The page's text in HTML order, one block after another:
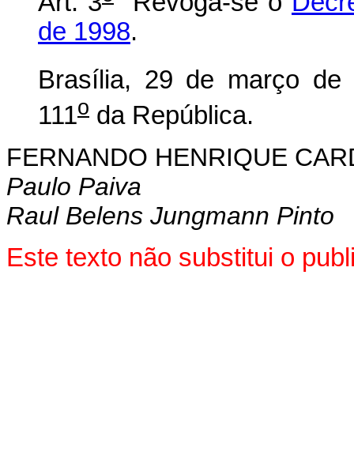
de 1998.
Brasília, 29 de março de
111o da República.
FERNANDO HENRIQUE
Paulo Paiva
Raul Belens Jungmann Pinto
Este texto não substitui o